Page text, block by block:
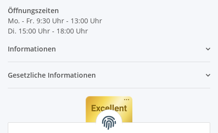
Öffnungszeiten
Mo. - Fr. 9:30 Uhr - 13:00 Uhr
Di. 15:00 Uhr - 18:00 Uhr
Informationen
Gesetzliche Informationen